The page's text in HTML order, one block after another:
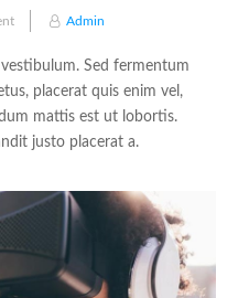
Admin
Sed fermentum
placerat quis enim vel,
mattis est ut lobortis.
justo placerat a.